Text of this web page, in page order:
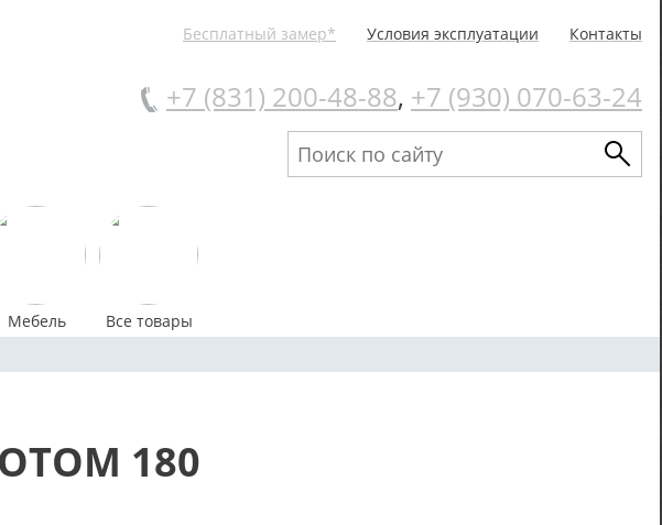
+7 (831) 200-48-88, +7 (930) 070-63-24
Бесплатный замер* Условия эксплуатации Контакты
Мебель Все товары
180